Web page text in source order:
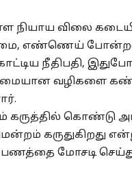
விலை
எண்ணெய்
நீதிபதி,
வழிகளை
கொண்டு
கருதுகிறது
மோசடி